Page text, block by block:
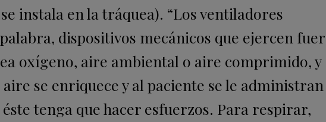
instala en la tráquea). “Los ventiladores
dispositivos mecánicos que ejercen
oxígeno, aire ambiental o aire comprimido, y
se enriquece y al paciente se le administran
tenga que hacer esfuerzos. Para respirar,